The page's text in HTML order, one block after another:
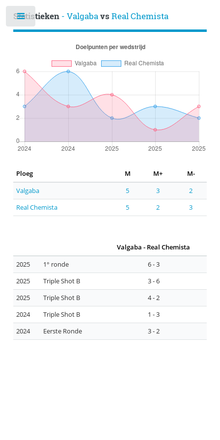
Statistieken- ValgabavsReal Chemista
Ploeg M M+
M-
Valgaba
5 3
2
Real Chemista
5 2 3
Valgaba - Real Chemista
2025
1° ronde
6 - 3
2025
Triple Shot B
3 - 6
2025
Triple Shot B
4 - 2
2024
Triple Shot B
1 - 3
2024
Eerste Ronde 3 - 2